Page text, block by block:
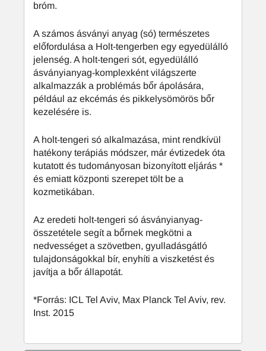
bróm.
A számos ásványi anyag (só) természetes
előfordulása a Holt-tengerben egy egyedülálló
jelenség. A holt-tengeri sót, egyedülálló
ásványianyag-komplexként világszerte
alkalmazzák a problémás bőr ápolására,
például az ekcémás és pikkelysömörös bőr
kezelésére is.
A holt-tengeri só alkalmazása, mint rendkívül
hatékony terápiás módszer, már évtizedek óta
kutatott és tudományosan bizonyított eljárás *
és emiatt központi szerepet tölt be a
kozmetikában.
Az eredeti holt-tengeri só ásványianyag-
összetétele segít a bőrnek megkötni a
nedvességet a szövetben, gyulladásgátló
tulajdonságokkal bír, enyhíti a viszketést és
javítja a bőr állapotát.
*Forrás: ICL Tel Aviv, Max Planck Tel Aviv, rev.
Inst. 2015